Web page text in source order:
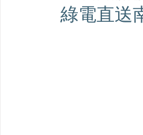
綠電直送